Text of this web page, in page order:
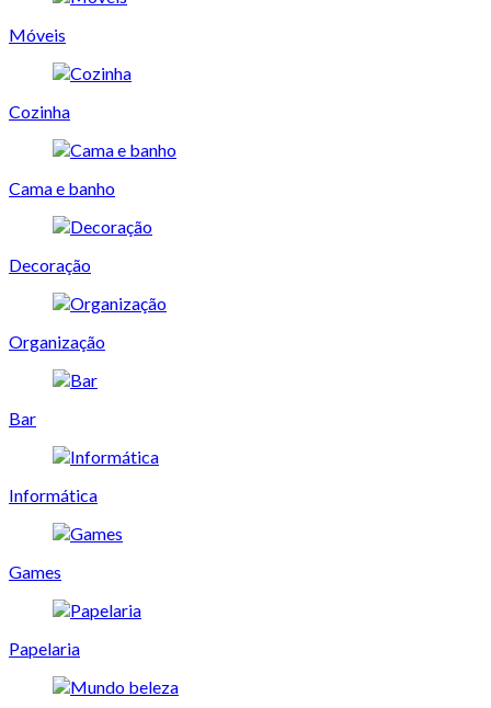
Móveis
Cozinha
Cama e banho
Decoração
Organização
Bar
Informática
Games
Papelaria